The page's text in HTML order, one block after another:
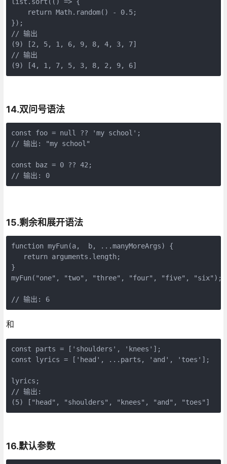
    return Math.random() - 0.5;
});
// 输出
(9) [2, 5, 1, 6, 9, 8, 4, 3, 7]
// 输出
(9) [4, 1, 7, 5, 3, 8, 2, 9, 6]
14.双问号语法
const foo = null ?? 'my school';
// 输出: "my school"
const baz = 0 ?? 42;
// 输出: 0
15.剩余和展开语法
function myFun(a,  b, ...manyMoreArgs) {
   return arguments.length;
}
myFun("one", "two", "three", "four", "five", "six");
// 输出: 6
和
const parts = ['shoulders', 'knees'];
const lyrics = ['head', ...parts, 'and', 'toes'];
lyrics;
// 输出:
(5) ["head", "shoulders", "knees", "and", "toes"]
16.默认参数